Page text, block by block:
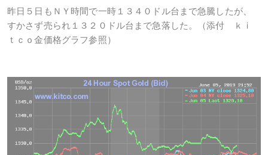
昨日５日もＮＹ時間で一時１３４０ドル台まで急騰したが、
すかさず売られ１３２０ドル台まで急落した。（添付 ｋｉ
ｔｃｏ金価格グラフ参照）